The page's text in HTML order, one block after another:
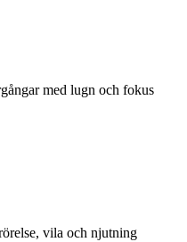
med lugn och fokus
vila och njutning